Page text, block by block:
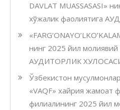
DAVLAT MUASSASASI»
хўжалик фаолиятига
нинг 2025 йил молиявий
АУДИТОРЛИК
Ўзбекистон
«VAQF» хайрия жамоат
филиалининг 2025 йил